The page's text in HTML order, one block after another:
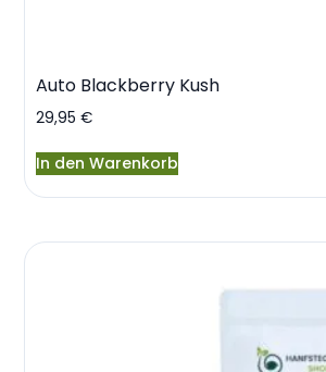
Auto Blackberry Kush
29,95€
In den Warenkorb